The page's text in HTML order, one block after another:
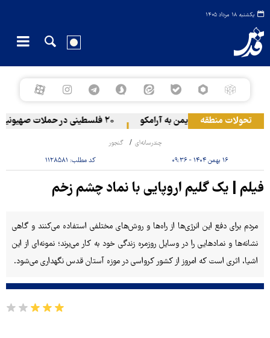
یکشنبه ۱۸ مرداد ۱۴۰۵
تحولات منطقهحمله یمن به آرامکو ۲۰ فلسطینی در حملات صهیونیست‌ها و شهرک‌نشینان در کرانه باختری زخمی شدند
چندرسانه‌ای گنجور
۱۶ بهمن ۱۴۰۴ - ۰۹:۳۶ کد مطلب: ۱۱۲۸۵۸۱
فیلم | یک گلیم اروپایی با نماد چشم زخم
مردم برای دفع این انرژی‌ها از راه‌ها و روش‌های مختلفی استفاده می‌کنند و گاهی
نشانه‌ها و نمادهایی را در وسایل روزمره زندگی خود به کار می‌برند؛ نمونه‌ای از این
اشیا، اثری است که امروز از کشور کرواسی در موزه آستان قدس نگهداری می‌شود.